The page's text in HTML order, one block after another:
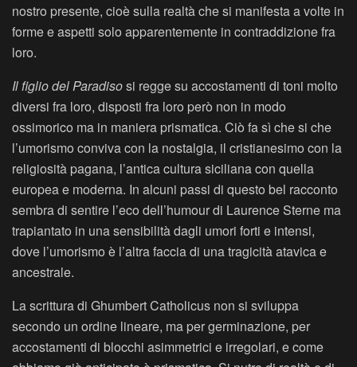
nostro presente, cioè sulla realtà che si manifesta a volte in
forme e aspetti solo apparentemente in contraddizione fra
loro.
Il figlio del Paradisosi regge su accostamenti di toni molto
diversi fra loro, disposti fra loro però non in modo
ossimorico ma in maniera prismatica. Ciò fa sì che si che
l’umorismo conviva con la nostalgia, il cristianesimo con la
religiosità pagana, l’antica cultura siciliana con quella
europea e moderna. In alcuni passi di questo bel racconto
sembra di sentire l’eco dell’humour di Laurence Sterne ma
trapiantato in una sensibilità dagli umori forti e intensi,
dove l’umorismo è l’altra faccia di una tragicità atavica e
ancestrale.
La scrittura di Ghumbert Catholicus non si sviluppa
secondo un ordine lineare, ma per germinazione, per
accostamenti di blocchi asimmetrici e irregolari, e come